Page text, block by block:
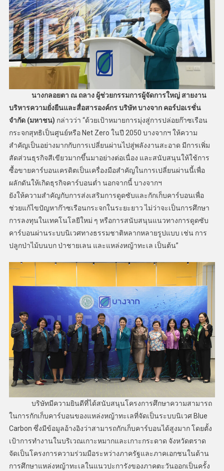
นางกลอยตา ณ ถลาง ผู้ช่วยกรรมการผู้จัดการใหญ่ สายงาน
บริหารความยั่งยืนและสื่อสารองค์กร บริษัท บางจาก คอร์ปอเรชั่น
จำกัด (มหาชน) กล่าวว่า “ด้วยเป้าหมายการมุ่งสู่การปล่อยก๊าซเรือน
กระจกสุทธิเป็นศูนย์หรือ Net Zero ในปี 2050 บางจากฯ ให้ความ
สำคัญเป็นอย่างมากกับการเปลี่ยนผ่านไปสู่พลังงานสะอาด มีการเพิ่ม
สัดส่วนธุรกิจสีเขียวมากขึ้นมาอย่างต่อเนื่อง และสนับสนุนให้ใช้การ
ซื้อขายคาร์บอนเครดิตเป็นเครื่องมือสำคัญในการเปลี่ยนผ่านนี้เพื่อ
ผลักดันให้เกิดธุรกิจคาร์บอนต่ำ นอกจากนี้ บางจากฯ
ยังให้ความสำคัญกับการส่งเสริมการดูดซับและกักเก็บคาร์บอนเพื่อ
ช่วยแก้ไขปัญหาก๊าซเรือนกระจกในระยะยาว ไม่ว่าจะเป็นการศึกษา
การลงทุนในเทคโนโลยีใหม่ ๆ หรือการสนับสนุนแนวทางการดูดซับ
คาร์บอนผ่านระบบนิเวศทางธรรมชาติหลากหลายรูปแบบ เช่น การ
ปลูกป่าไม้บนบก ป่าชายเลน และแหล่งหญ้าทะเล เป็นต้น”
บริษัทมีความยินดีที่ได้สนับสนุนโครงการศึกษาความสามารถ
ในการกักเก็บคาร์บอนของแหล่งหญ้าทะเลที่จัดเป็นระบบนิเวศ Blue
Carbon ซึ่งมีข้อมูลอ้างอิงว่าสามารถกักเก็บคาร์บอนได้สูงมาก โดยตั้ง
เป้าการทำงานในบริเวณเกาะหมากและเกาะกระดาด จังหวัดตราด
จัดเป็นโครงการความร่วมมือระหว่างภาครัฐและภาคเอกชนในด้าน
การศึกษาแหล่งหญ้าทะเลในแนวปะการังของภาคตะวันออกเป็นครั้ง